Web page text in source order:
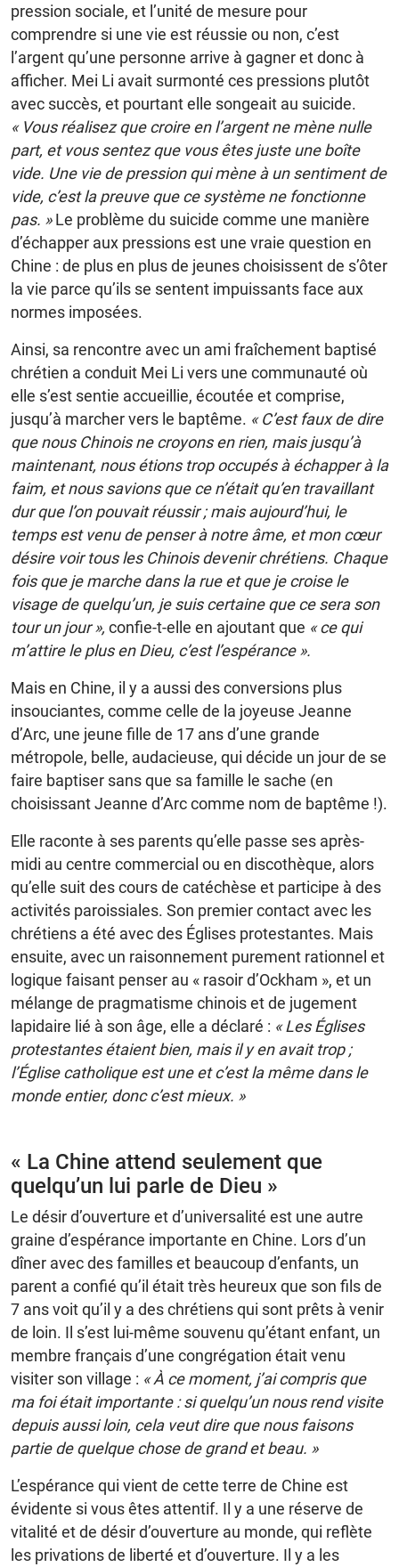
pression sociale, et l’unité de mesure pour
comprendre si une vie est réussie ou non, c’est
l’argent qu’une personne arrive à gagner et donc à
afficher. Mei Li avait surmonté ces pressions plutôt
avec succès, et pourtant elle songeait au suicide.
« Vous réalisez que croire en l’argent ne mène nulle
part, et vous sentez que vous êtes juste une boîte
vide. Une vie de pression qui mène à un sentiment de
vide, c’est la preuve que ce système ne fonctionne
pas. »Le problème du suicide comme une manière
d’échapper aux pressions est une vraie question en
Chine : de plus en plus de jeunes choisissent de s’ôter
la vie parce qu’ils se sentent impuissants face aux
normes imposées.
Ainsi, sa rencontre avec un ami fraîchement baptisé
chrétien a conduit Mei Li vers une communauté où
elle s’est sentie accueillie, écoutée et comprise,
jusqu’à marcher vers le baptême. « C’est faux de dire
que nous Chinois ne croyons en rien, mais jusqu’à
maintenant, nous étions trop occupés à échapper à la
faim, et nous savions que ce n’était qu’en travaillant
dur que l’on pouvait réussir ; mais aujourd’hui, le
temps est venu de penser à notre âme, et mon cœur
désire voir tous les Chinois devenir chrétiens. Chaque
fois que je marche dans la rue et que je croise le
visage de quelqu’un, je suis certaine que ce sera son
tour un jour », confie-t-elle en ajoutant que « ce qui
m’attire le plus en Dieu, c’est l’espérance ».
Mais en Chine, il y a aussi des conversions plus
insouciantes, comme celle de la joyeuse Jeanne
d’Arc, une jeune fille de 17 ans d’une grande
métropole, belle, audacieuse, qui décide un jour de se
faire baptiser sans que sa famille le sache (en
choisissant Jeanne d’Arc comme nom de baptême !).
Elle raconte à ses parents qu’elle passe ses après-
midi au centre commercial ou en discothèque, alors
qu’elle suit des cours de catéchèse et participe à des
activités paroissiales. Son premier contact avec les
chrétiens a été avec des Églises protestantes. Mais
ensuite, avec un raisonnement purement rationnel et
logique faisant penser au « rasoir d’Ockham », et un
mélange de pragmatisme chinois et de jugement
lapidaire lié à son âge, elle a déclaré : « Les Églises
protestantes étaient bien, mais il y en avait trop ;
l’Église catholique est une et c’est la même dans le
monde entier, donc c’est mieux. »
« La Chine attend seulement que
quelqu’un lui parle de Dieu »
Le désir d’ouverture et d’universalité est une autre
graine d’espérance importante en Chine. Lors d’un
dîner avec des familles et beaucoup d’enfants, un
parent a confié qu’il était très heureux que son fils de
7 ans voit qu’il y a des chrétiens qui sont prêts à venir
de loin. Il s’est lui-même souvenu qu’étant enfant, un
membre français d’une congrégation était venu
visiter son village : « À ce moment, j’ai compris que
ma foi était importante : si quelqu’un nous rend visite
depuis aussi loin, cela veut dire que nous faisons
partie de quelque chose de grand et beau. »
L’espérance qui vient de cette terre de Chine est
évidente si vous êtes attentif. Il y a une réserve de
vitalité et de désir d’ouverture au monde, qui reflète
les privations de liberté et d’ouverture. Il y a les